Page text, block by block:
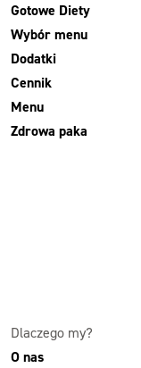
Gotowe Diety
Wybór menu
Dodatki
Cennik
Menu
Zdrowa paka
Dlaczego my?
O nas